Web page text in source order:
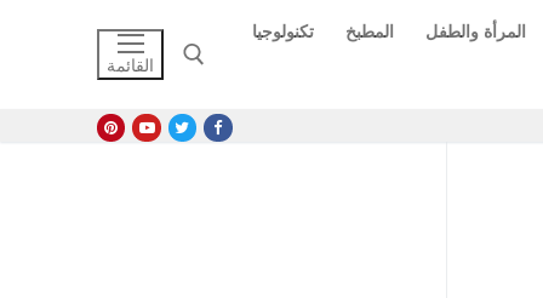
المرأة والطفل المطبخ تكنولوجيا
القائمة